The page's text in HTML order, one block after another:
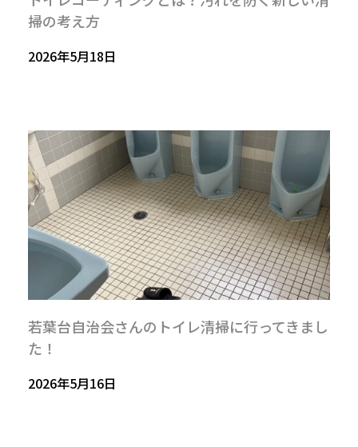
掃の考え方
2026年5月18日
若葉台自治会さんのトイレ清掃に行ってきまし
た！
2026年5月16日